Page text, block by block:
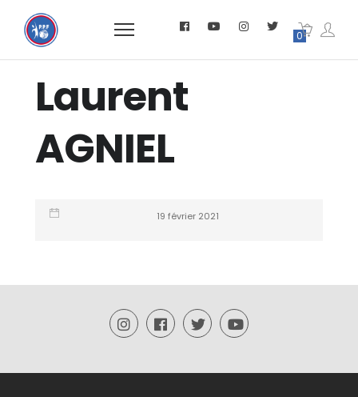
0
Laurent
AGNIEL
19 février 2021